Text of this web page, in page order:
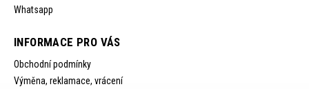
Whatsapp
INFORMACE PRO VÁS
Obchodní podmínky
Výměna, reklamace, vrácení